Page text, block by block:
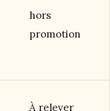
hors
promotion
À relever